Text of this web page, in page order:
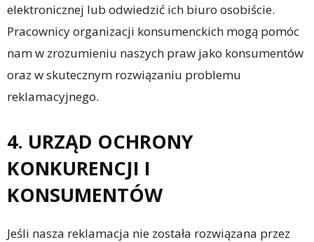
elektronicznej lub odwiedzić ich biuro osobiście.
Pracownicy organizacji konsumenckich mogą pomóc
nam w zrozumieniu naszych praw jako konsumentów
oraz w skutecznym rozwiązaniu problemu
reklamacyjnego.
4. URZĄD OCHRONY
KONKURENCJI I
KONSUMENTÓW
Jeśli nasza reklamacja nie została rozwiązana przez